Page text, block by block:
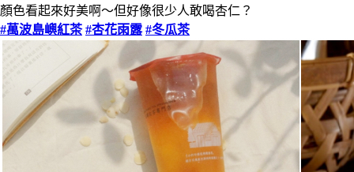
顏色看起來好美啊～但好像很少人敢喝杏仁？
#萬波島嶼紅茶 #杏花雨露 #冬瓜茶